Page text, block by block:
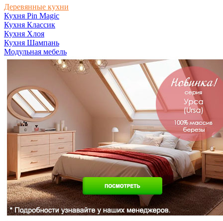
Деревянные кухни
Кухня Pin Magic
Кухня Классик
Кухня Хлоя
Кухня Шампань
Модульная мебель